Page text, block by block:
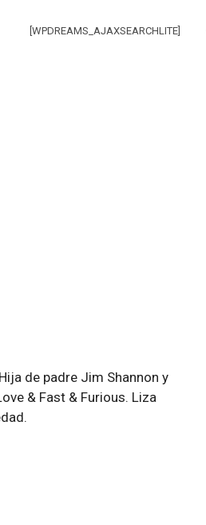
[WPDREAMS_AJAXSEARCHLITE]
de padre Jim Shannon y
& Fast & Furious. Liza